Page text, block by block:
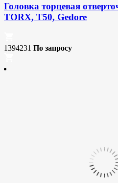
Головка торцевая
TORX, T50, Gedore
1394231 По запросу